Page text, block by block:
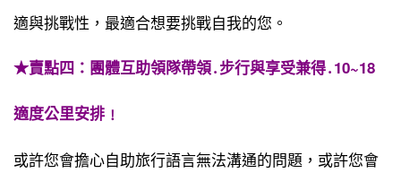
適與挑戰性，最適合想要挑戰自我的您。
★賣點四：團體互助領隊帶領․步行與享受兼得․10~18
適度公里安排﹗
或許您會擔心自助旅行語言無法溝通的問題，或許您會